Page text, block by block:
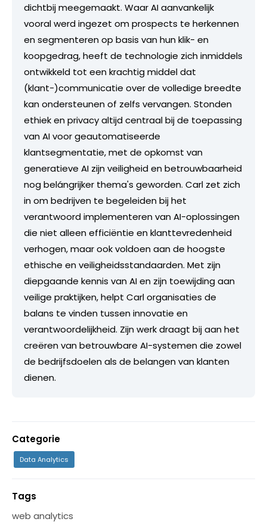
dichtbij meegemaakt. Waar AI aanvankelijk
vooral werd ingezet om prospects te herkennen
en segmenteren op basis van hun klik- en
koopgedrag, heeft de technologie zich inmiddels
ontwikkeld tot een krachtig middel dat
(klant-)communicatie over de volledige breedte
kan ondersteunen of zelfs vervangen. Stonden
ethiek en privacy altijd centraal bij de toepassing
van AI voor geautomatiseerde
klantsegmentatie, met de opkomst van
generatieve AI zijn veiligheid en betrouwbaarheid
nog belángrijker thema's geworden. Carl zet zich
in om bedrijven te begeleiden bij het
verantwoord implementeren van AI-oplossingen
die niet alleen efficiëntie en klanttevredenheid
verhogen, maar ook voldoen aan de hoogste
ethische en veiligheidsstandaarden. Met zijn
diepgaande kennis van AI en zijn toewijding aan
veilige praktijken, helpt Carl organisaties de
balans te vinden tussen innovatie en
verantwoordelijkheid. Zijn werk draagt bij aan het
creëren van betrouwbare AI-systemen die zowel
de bedrijfsdoelen als de belangen van klanten
dienen.
Categorie
Data Analytics
Tags
web analytics